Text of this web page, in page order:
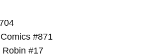
#871
Robin #17